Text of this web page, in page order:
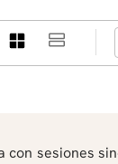
con sesiones